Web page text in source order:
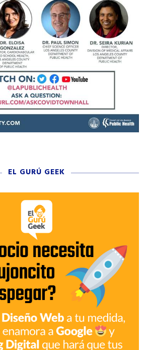
EL GURÚ GEEK